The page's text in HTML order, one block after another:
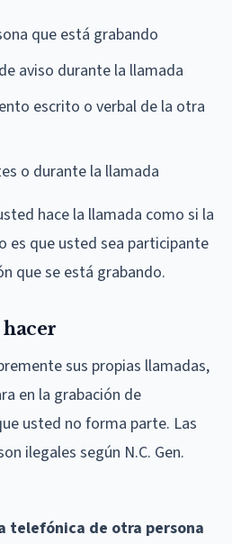
que está grabando
aviso durante la llamada
escrito o verbal de la otra
o durante la llamada
hace la llamada como si la
es que usted sea participante
que se está grabando.
sus propias llamadas,
en la grabación de
usted no forma parte. Las
ilegales según N.C. Gen.
telefónica de otra persona